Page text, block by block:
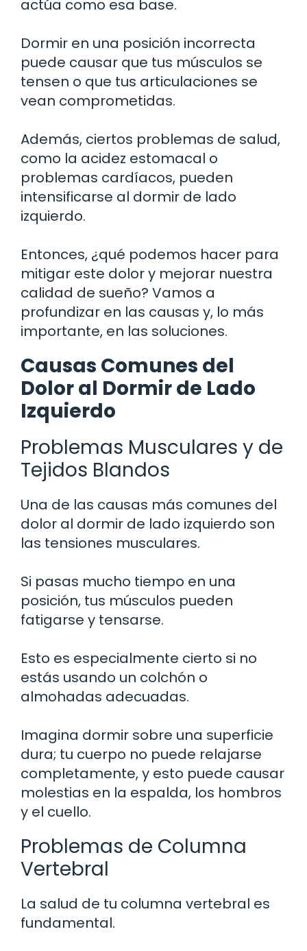
actúa como esa base.
Dormir en una posición incorrecta
puede causar que tus músculos se
tensen o que tus articulaciones se
vean comprometidas.
Además, ciertos problemas de salud,
como la acidez estomacal o
problemas cardíacos, pueden
intensificarse al dormir de lado
izquierdo.
Entonces, ¿qué podemos hacer para
mitigar este dolor y mejorar nuestra
calidad de sueño? Vamos a
profundizar en las causas y, lo más
importante, en las soluciones.
Causas Comunes del
Dolor al Dormir de Lado
Izquierdo
Problemas Musculares y de
Tejidos Blandos
Una de las causas más comunes del
dolor al dormir de lado izquierdo son
las tensiones musculares.
Si pasas mucho tiempo en una
posición, tus músculos pueden
fatigarse y tensarse.
Esto es especialmente cierto si no
estás usando un colchón o
almohadas adecuadas.
Imagina dormir sobre una superficie
dura; tu cuerpo no puede relajarse
completamente, y esto puede causar
molestias en la espalda, los hombros
y el cuello.
Problemas de Columna
Vertebral
La salud de tu columna vertebral es
fundamental.